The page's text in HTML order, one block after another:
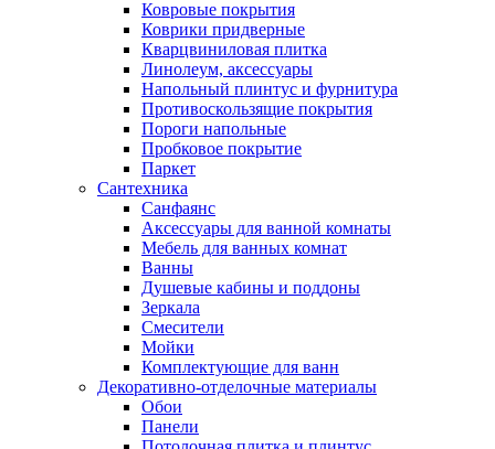
Ковровые покрытия
Коврики придверные
Кварцвиниловая плитка
Линолеум, аксессуары
Напольный плинтус и фурнитура
Противоскользящие покрытия
Пороги напольные
Пробковое покрытие
Паркет
Сантехника
Санфаянс
Аксессуары для ванной комнаты
Мебель для ванных комнат
Ванны
Душевые кабины и поддоны
Зеркала
Смесители
Мойки
Комплектующие для ванн
Декоративно-отделочные материалы
Обои
Панели